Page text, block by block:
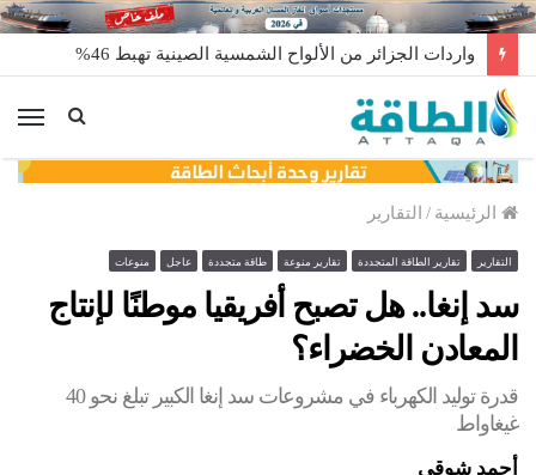
واردات الجزائر من الألواح الشمسية الصينية تهبط 46%
الرئيسية / التقارير
التقارير تقارير الطاقة المتجددة تقارير منوعة طاقة متجددة عاجل منوعات
سد إنغا.. هل تصبح أفريقيا موطنًا لإنتاج
المعادن الخضراء؟
قدرة توليد الكهرباء في مشروعات سد إنغا الكبير تبلغ نحو 40
غيغاواط
أحمد شوقي